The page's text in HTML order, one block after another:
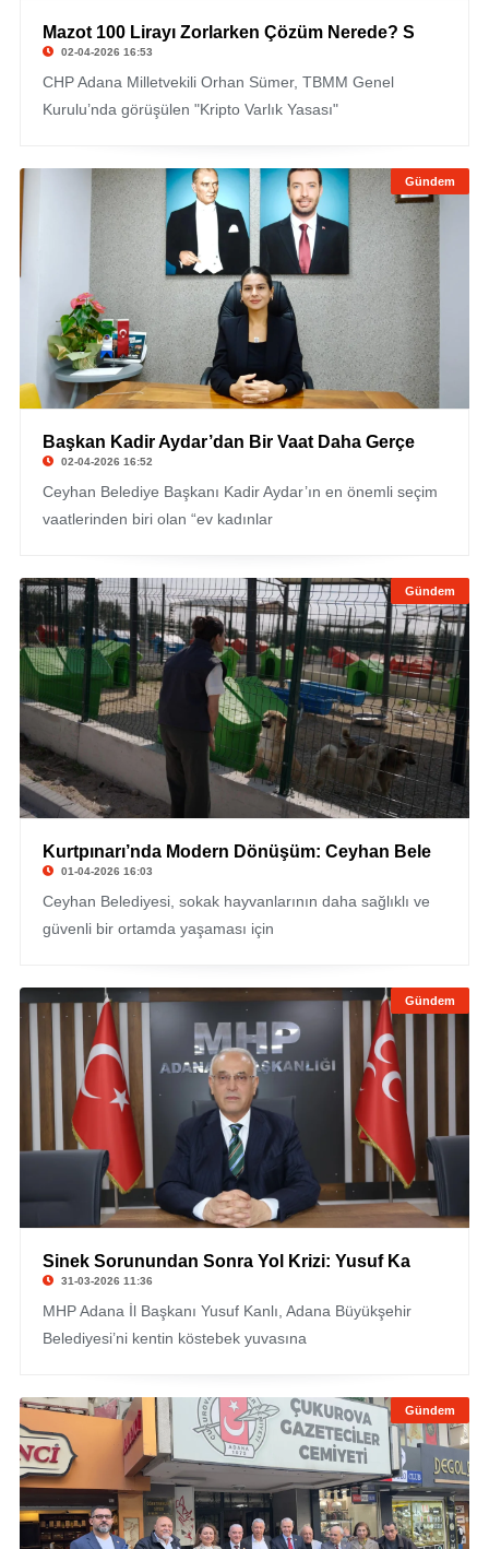
Mazot 100 Lirayı Zorlarken Çözüm Nerede? S
02-04-2026 16:53
CHP Adana Milletvekili Orhan Sümer, TBMM Genel
Kurulu’nda görüşülen "Kripto Varlık Yasası"
Gündem
Başkan Kadir Aydar’dan Bir Vaat Daha Gerçe
02-04-2026 16:52
Ceyhan Belediye Başkanı Kadir Aydar’ın en önemli seçim
vaatlerinden biri olan “ev kadınlar
Gündem
Kurtpınarı’nda Modern Dönüşüm: Ceyhan Bele
01-04-2026 16:03
Ceyhan Belediyesi, sokak hayvanlarının daha sağlıklı ve
güvenli bir ortamda yaşaması için
Gündem
Sinek Sorunundan Sonra Yol Krizi: Yusuf Ka
31-03-2026 11:36
MHP Adana İl Başkanı Yusuf Kanlı, Adana Büyükşehir
Belediyesi’ni kentin köstebek yuvasına
Gündem